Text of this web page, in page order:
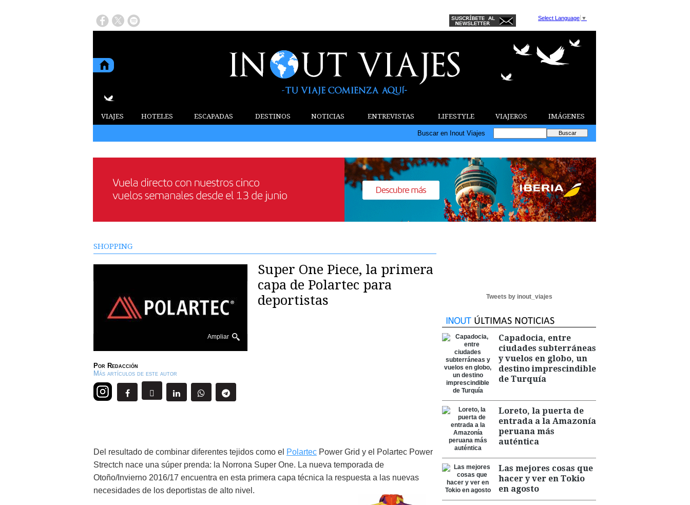
Select Language ▼
VIAJES HOTELES ESCAPADAS DESTINOS NOTICIAS ENTREVISTAS LIFESTYLE VIAJEROS IMÁGENES
Buscar en Inout Viajes
SHOPPING
Ampliar
Super One Piece, la primera
capa de Polartec para
deportistas
Por Redacción
Más artículos de este autor
Del resultado de combinar diferentes tejidos como el Polartec Power Grid y el Polartec Power
Strectch nace una súper prenda: la Norrona Super One. La nueva temporada de
Otoño/Invierno 2016/17 encuentra en esta primera capa técnica la respuesta a las nuevas
necesidades de los deportistas de alto nivel.
Tweets by inout_viajes
Capadocia, entre
ciudades subterráneas
y vuelos en globo, un
destino imprescindible
de Turquía
Loreto, la puerta de
entrada a la Amazonía
peruana más
auténtica
Las mejores cosas que
hacer y ver en Tokio
en agosto